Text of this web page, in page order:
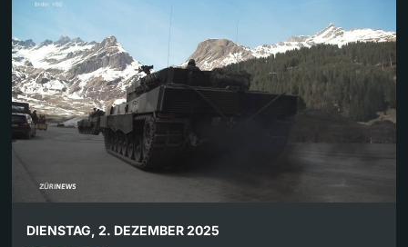
DIENSTAG, 2. DEZEMBER 2025